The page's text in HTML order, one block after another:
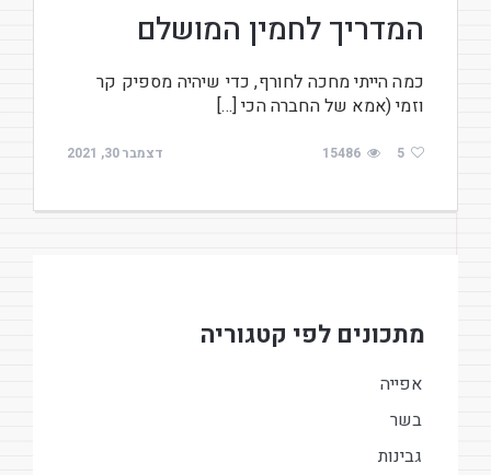
המדריך לחמין המושלם
כמה הייתי מחכה לחורף, כדי שיהיה מספיק קר
וזמי (אמא של החברה הכי […]
דצמבר 30, 2021 15486 5
מתכונים לפי קטגוריה
אפייה
בשר
גבינות